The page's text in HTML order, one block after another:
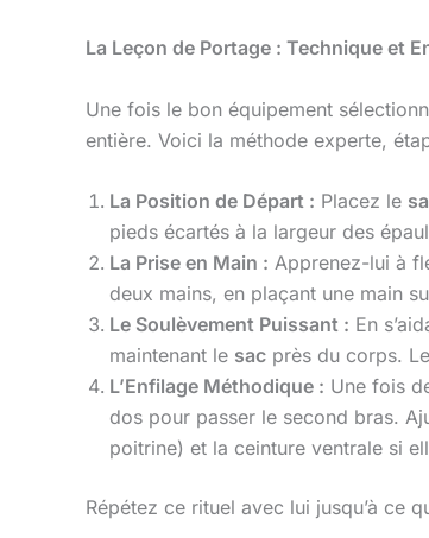
La Leçon de Portage : Technique et
Une fois le bon équipement
entière. Voici la méthode experte,
La Position de Départ : Placez le
pieds écartés à la largeur des
La Prise en Main : Apprenez-lui à
deux mains, en plaçant une main
Le Soulèvement Puissant : En
maintenant le sac près du corps.
L’Enfilage Méthodique : Une fois
dos pour passer le second bras.
poitrine) et la ceinture ventrale si
Répétez ce rituel avec lui jusqu’à ce